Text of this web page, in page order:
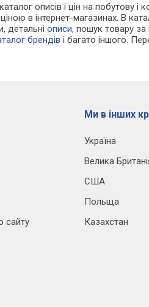
описів і цін на побутову
в інтернет-магазинах. В
детальніописи, пошук товару
брендів і багато іншого.
сайту
Ми в інших
Україна
Велика
США
Польща
Казахстан